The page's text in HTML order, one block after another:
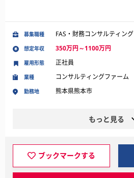
募集職種 FAS・財務コンサルティング
想定年収 350万円～1100万円
業種 コンサルティングファーム
勤務地 熊本県熊本市
雇用形態 正社員
もっと見る
ブックマークする